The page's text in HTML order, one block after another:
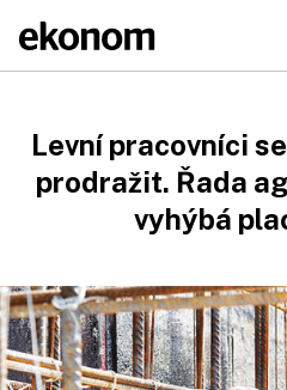
Levní pracovníci
prodražit. Řada
vyhýbá